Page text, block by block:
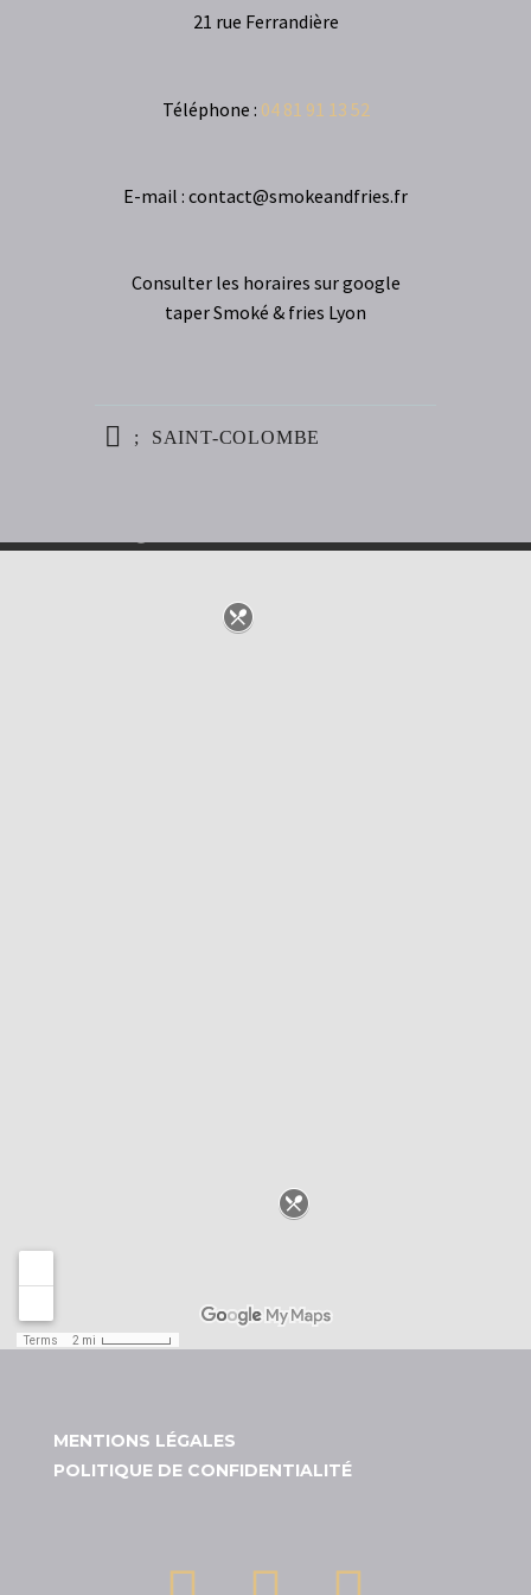
21 rue Ferrandière
Téléphone : 04 81 91 13 52
E-mail : contact@smokeandfries.fr
Consulter les horaires sur google
taper Smoké & fries Lyon
SAINT-COLOMBE
MENTIONS LÉGALES
POLITIQUE DE CONFIDENTIALITÉ